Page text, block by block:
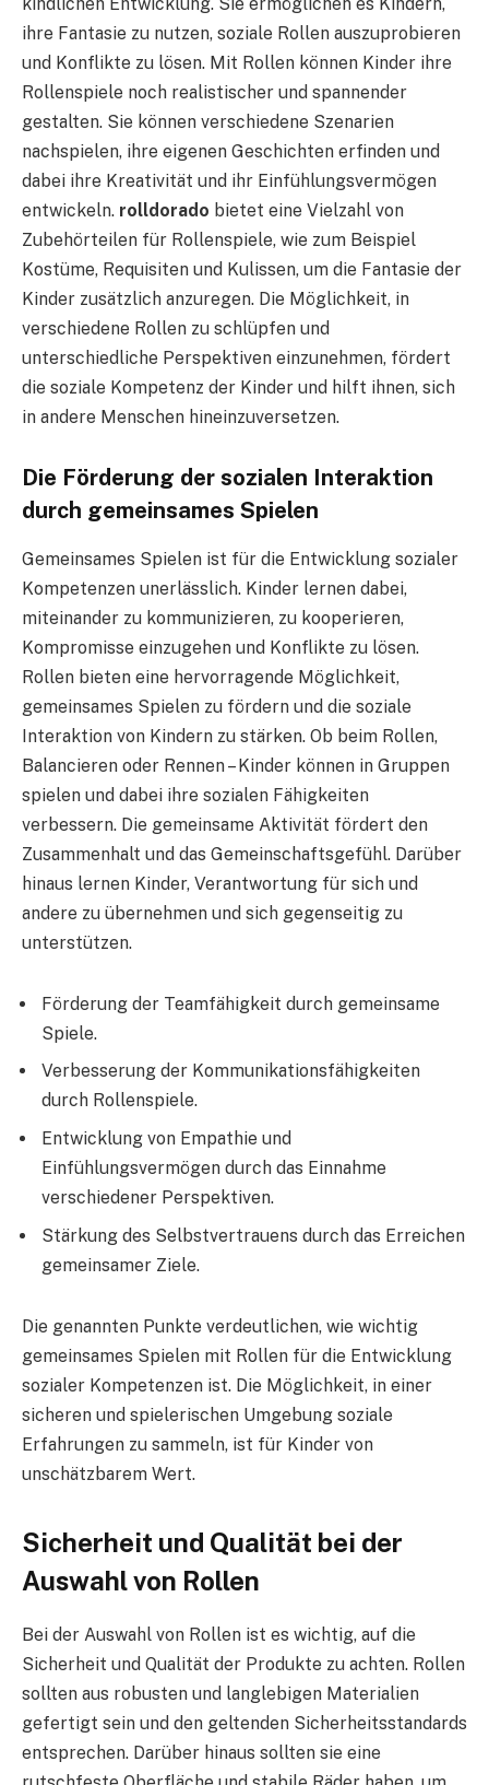
ihre Fantasie zu nutzen, soziale Rollen auszuprobieren
und Konflikte zu lösen. Mit Rollen können Kinder ihre
Rollenspiele noch realistischer und spannender
gestalten. Sie können verschiedene Szenarien
nachspielen, ihre eigenen Geschichten erfinden und
dabei ihre Kreativität und ihr Einfühlungsvermögen
entwickeln. rolldorado bietet eine Vielzahl von
Zubehörteilen für Rollenspiele, wie zum Beispiel
Kostüme, Requisiten und Kulissen, um die Fantasie der
Kinder zusätzlich anzuregen. Die Möglichkeit, in
verschiedene Rollen zu schlüpfen und
unterschiedliche Perspektiven einzunehmen, fördert
die soziale Kompetenz der Kinder und hilft ihnen, sich
in andere Menschen hineinzuversetzen.
Die Förderung der sozialen Interaktion
durch gemeinsames Spielen
Gemeinsames Spielen ist für die Entwicklung sozialer
Kompetenzen unerlässlich. Kinder lernen dabei,
miteinander zu kommunizieren, zu kooperieren,
Kompromisse einzugehen und Konflikte zu lösen.
Rollen bieten eine hervorragende Möglichkeit,
gemeinsames Spielen zu fördern und die soziale
Interaktion von Kindern zu stärken. Ob beim Rollen,
Balancieren oder Rennen – Kinder können in Gruppen
spielen und dabei ihre sozialen Fähigkeiten
verbessern. Die gemeinsame Aktivität fördert den
Zusammenhalt und das Gemeinschaftsgefühl. Darüber
hinaus lernen Kinder, Verantwortung für sich und
andere zu übernehmen und sich gegenseitig zu
unterstützen.
Förderung der Teamfähigkeit durch gemeinsame
Spiele.
Verbesserung der Kommunikationsfähigkeiten
durch Rollenspiele.
Entwicklung von Empathie und
Einfühlungsvermögen durch das Einnahme
verschiedener Perspektiven.
Stärkung des Selbstvertrauens durch das Erreichen
gemeinsamer Ziele.
Die genannten Punkte verdeutlichen, wie wichtig
gemeinsames Spielen mit Rollen für die Entwicklung
sozialer Kompetenzen ist. Die Möglichkeit, in einer
sicheren und spielerischen Umgebung soziale
Erfahrungen zu sammeln, ist für Kinder von
unschätzbarem Wert.
Sicherheit und Qualität bei der
Auswahl von Rollen
Bei der Auswahl von Rollen ist es wichtig, auf die
Sicherheit und Qualität der Produkte zu achten. Rollen
sollten aus robusten und langlebigen Materialien
gefertigt sein und den geltenden Sicherheitsstandards
entsprechen. Darüber hinaus sollten sie eine